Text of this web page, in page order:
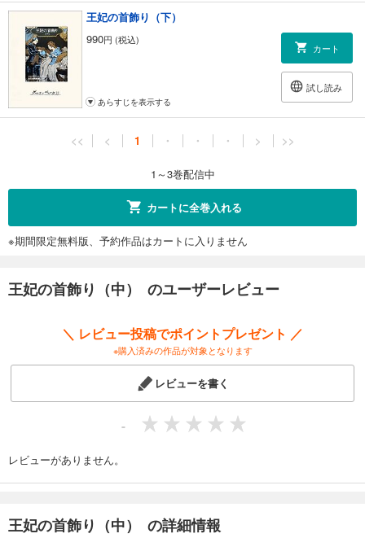
王妃の首飾り（下）
990円 (税込)
カート
試し読み
あらすじを表示する
<< < 1 ・ ・ ・ > >>
1～3巻配信中
カートに全巻入れる
※期間限定無料版、予約作品はカートに入りません
王妃の首飾り（中） のユーザーレビュー
＼ レビュー投稿でポイントプレゼント ／
※購入済みの作品が対象となります
レビューを書く
-
レビューがありません。
王妃の首飾り（中） の詳細情報